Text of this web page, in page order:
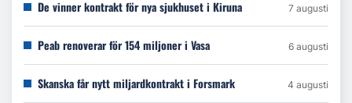
De vinner kontrakt för nya sjukhuset i Kiruna 7 augusti
Peab renoverar för 154 miljoner i Vasa 6 augusti
Skanska får nytt miljardkontrakt i Forsmark 4 augusti